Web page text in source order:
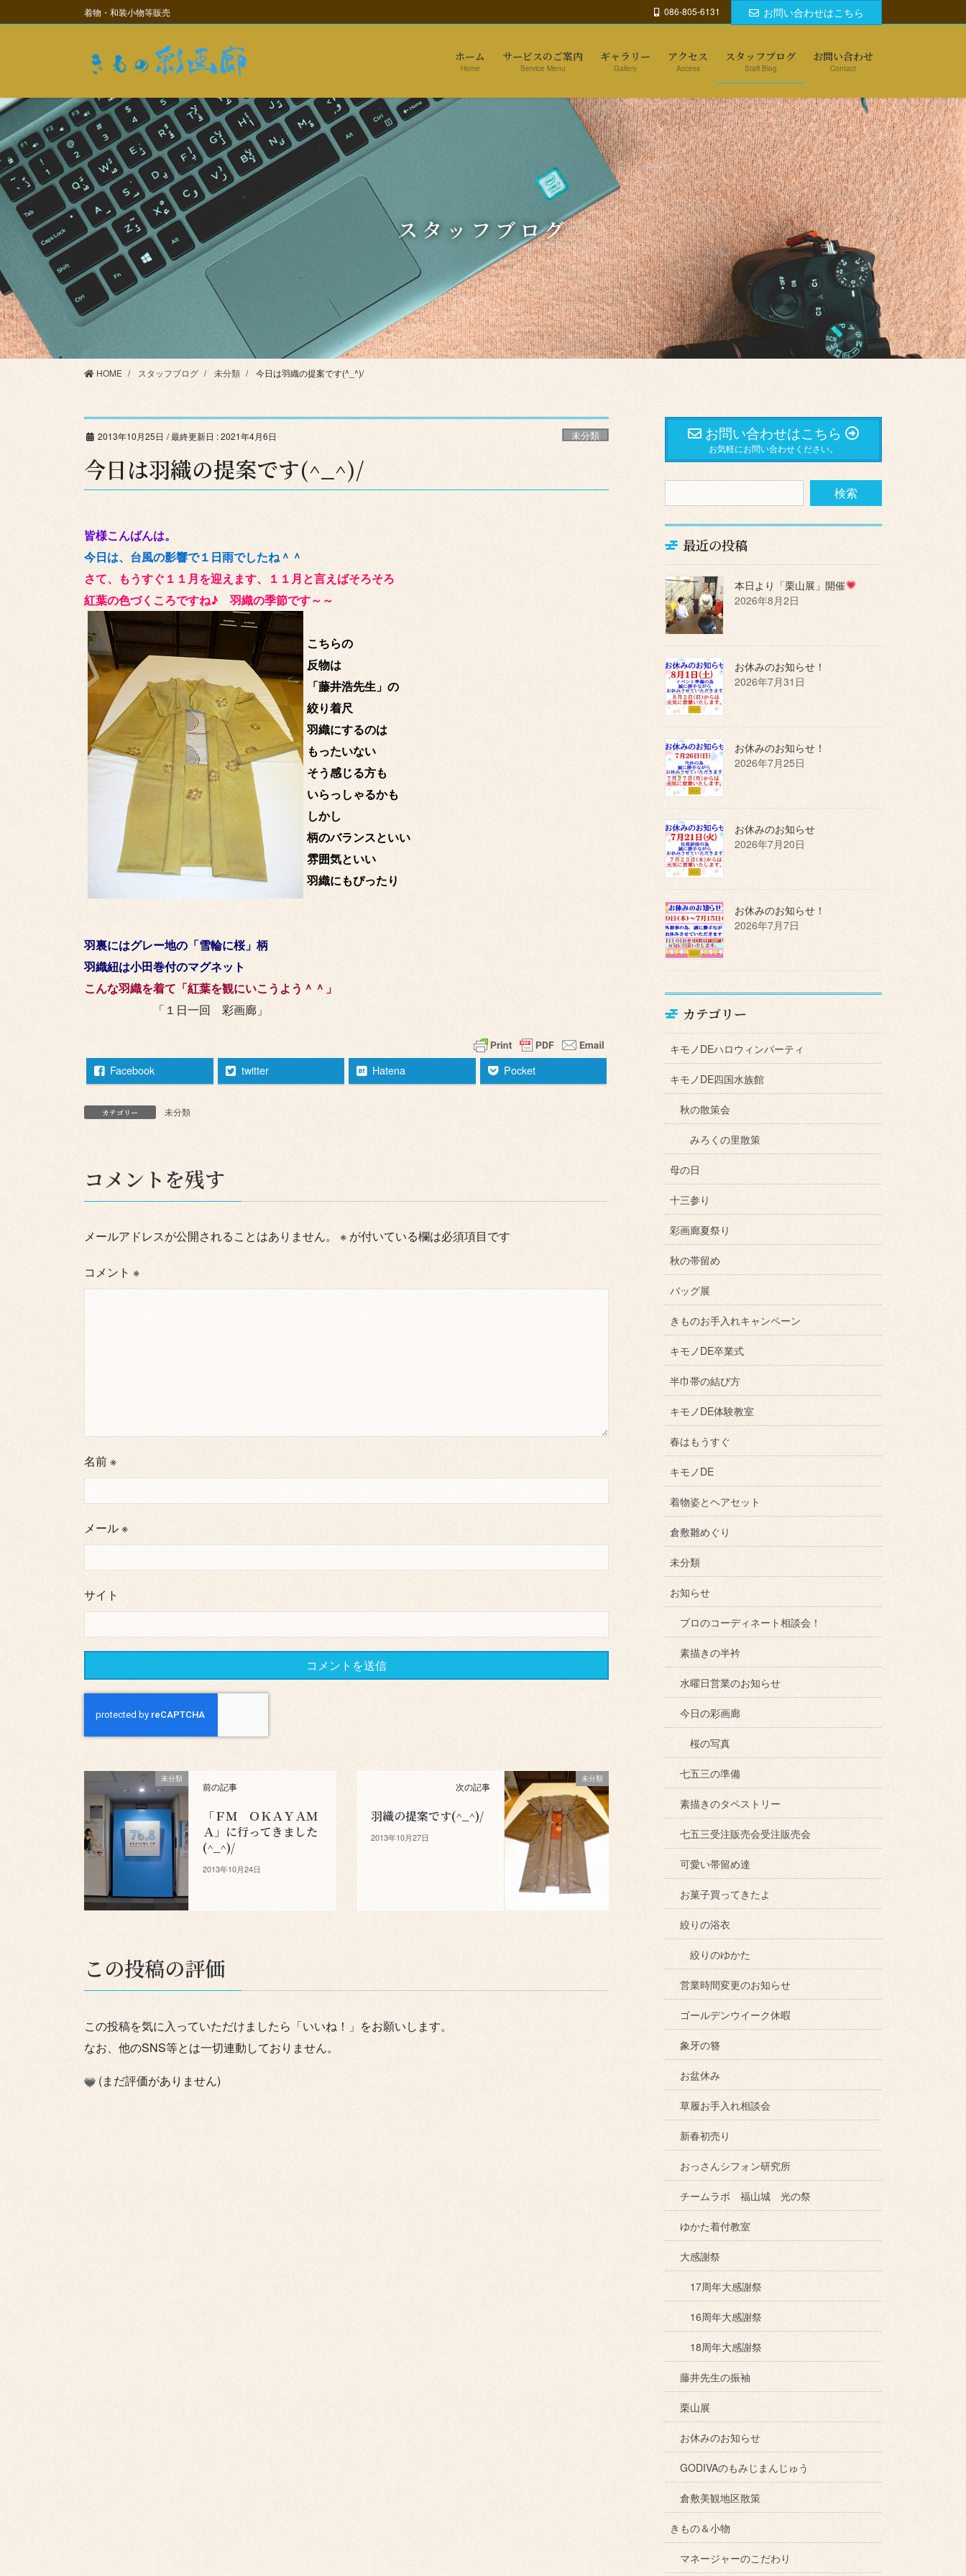
ン
に
移
ビ
ョ
ン
移
動
着物・和装小物等販売 086-805-6131 お問い合わせはこちら
ホーム
Home
サービスのご案内
Service Menu
ギャラリー
Gallery
アクセス
Access
スタッフブログ
Staff Blog
お問い合わせ
Contact
スタッフブログ
HOME スタッフブログ 未分類 今日は羽織の提案です(^_^)/
2013年10月25日 / 最終更新日 :2021年4月6日 未分類
今日は羽織の提案です(^_^)/
皆様こんばんは。
今日は、台風の影響で１日雨でしたね＾＾
さて、もうすぐ１１月を迎えます、１１月と言えばそろそろ
紅葉の色づくころですね♪ 羽織の季節です～～
こちらの
反物は
「藤井浩先生」の
絞り着尺
羽織にするのは
もったいない
そう感じる方も
いらっしゃるかも
しかし
柄のバランスといい
雰囲気といい
羽織にもぴったり
羽裏にはグレー地の「雪輪に桜」柄
羽織紐は小田巻付のマグネット
こんな羽織を着て「紅葉を観にいこうよう＾＾」
「１日一回 彩画廊」
Facebook twitter Hatena Pocket
カテゴリー 未分類
コメントを残す
メールアドレスが公開されることはありません。 ※ が付いている欄は必須項目です
コメント ※
名前※
メール※
サイト
未分類
前の記事
「ＦＭ ＯＫＡＹＡＭ
Ａ」に行ってきました
(^_^)/
2013年10月24日
未分類
次の記事
羽織の提案です(^_^)/
2013年10月27日
この投稿の評価
この投稿を気に入っていただけましたら「いいね！」をお願いします。
なお、他のSNS等とは一切連動しておりません。
(まだ評価がありません)
お問い合わせはこちら
お気軽にお問い合わせください。
最近の投稿
本日より「栗山展」開催
2026年8月2日
お休みのお知らせ！
2026年7月31日
お休みのお知らせ！
2026年7月25日
お休みのお知らせ
2026年7月20日
お休みのお知らせ！
2026年7月7日
カテゴリー
キモノDEハロウィンパーティ
キモノDE四国水族館
秋の散策会
みろくの里散策
母の日
十三参り
彩画廊夏祭り
秋の帯留め
バッグ展
きものお手入れキャンペーン
キモノDE卒業式
半巾帯の結び方
キモノDE体験教室
春はもうすぐ
キモノDE
着物姿とヘアセット
倉敷雛めぐり
未分類
お知らせ
プロのコーディネート相談会！
素描きの半衿
水曜日営業のお知らせ
今日の彩画廊
桜の写真
七五三の準備
素描きのタペストリー
七五三受注販売会受注販売会
可愛い帯留め達
お菓子買ってきたよ
絞りの浴衣
絞りのゆかた
営業時間変更のお知らせ
ゴールデンウイーク休暇
象牙の簪
お盆休み
草履お手入れ相談会
新春初売り
おっさんシフォン研究所
チームラボ 福山城 光の祭
ゆかた着付教室
大感謝祭
17周年大感謝祭
16周年大感謝祭
18周年大感謝祭
藤井先生の振袖
栗山展
お休みのお知らせ
GODIVAのもみじまんじゅう
倉敷美観地区散策
きもの＆小物
マネージャーのこだわり